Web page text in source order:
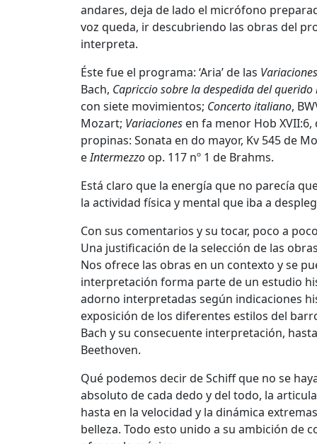
andares, deja de lado el micrófono
voz queda, ir descubriendo las obras del
interpreta.
Éste fue el programa: ‘Aria’ de las
Bach, Capriccio sobre la despedida del
con siete movimientos; Concerto italiano,
Mozart; Variaciones en fa menor Hob
propinas: Sonata en do mayor, Kv 545 de
eIntermezzo op. 117 nº 1 de Brahms.
Está claro que la energía que no parecía
la actividad física y mental que iba a
Con sus comentarios y su tocar, poco a
Una justificación de la selección de las
Nos ofrece las obras en un contexto y se
interpretación forma parte de un estudio
adorno interpretadas según indicaciones
exposición de los diferentes estilos del
Bach y su consecuente interpretación,
Beethoven.
Qué podemos decir de Schiff que no se
absoluto de cada dedo y del todo, la
hasta en la velocidad y la dinámica
belleza. Todo esto unido a su ambición de